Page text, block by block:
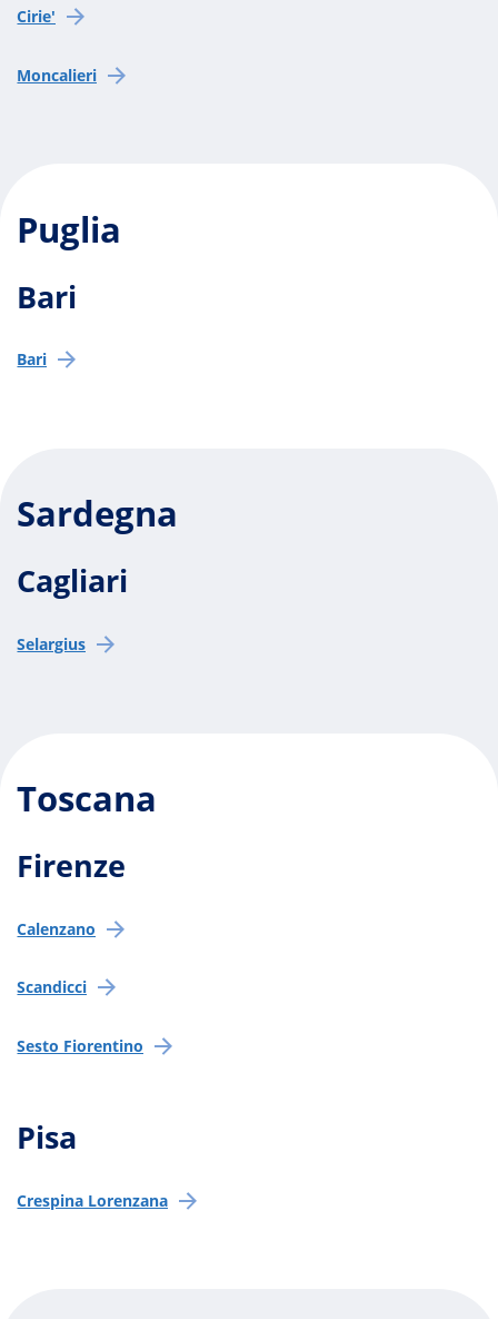
Cirie'
Moncalieri
Puglia
Bari
Bari
Sardegna
Cagliari
Selargius
Toscana
Firenze
Calenzano
Scandicci
Sesto Fiorentino
Pisa
Crespina Lorenzana